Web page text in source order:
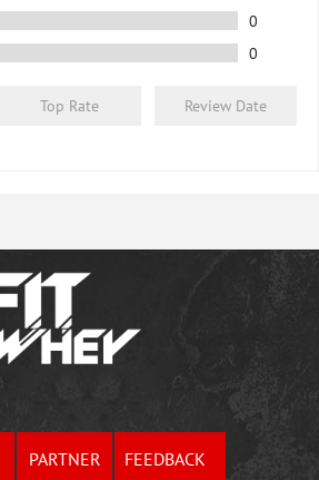
สมตามปกติ เหมือนซื้อสินค้าอื่นๆใน
าการจัดส่ง
0
0
Top Rate Review Date
PARTNER FEEDBACK